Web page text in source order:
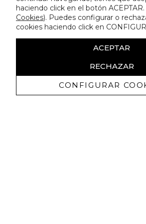
haciendo click en el botón ACEPTAR.
Cookies). Puedes configurar o
cookies haciendo click en
ACEPTAR
RECHAZAR
CONFIGURAR